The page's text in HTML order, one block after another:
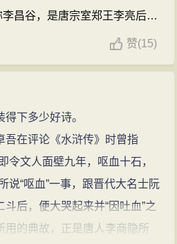
李昌谷，是唐宗室郑王李亮后
有“诗鬼”之称，是与“诗圣”杜
赞(15)
下多少好诗。
在评论《水浒传》时曾指
令文人面壁九年，呕血十石，
说“呕血”一事，跟晋代大名士阮
后，便大哭起来并“因吐血”之
的典故，正是唐人李商隐所